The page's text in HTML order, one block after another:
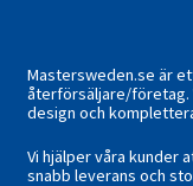
Mastersweden.se är
återförsäljare/företag.
design och
Vi hjälper våra kunder
snabb leverans och